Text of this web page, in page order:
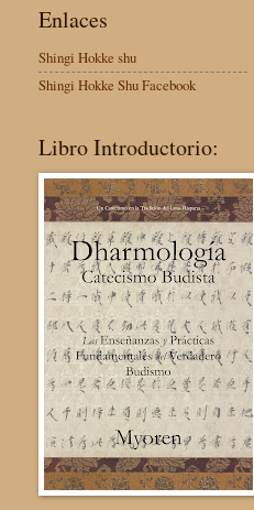
Enlaces
Shingi Hokke shu
Shingi Hokke Shu Facebook
Libro Introductorio: